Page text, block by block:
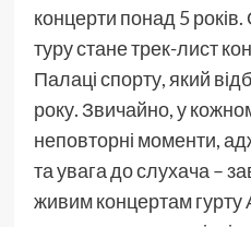
концерти понад 5
туру стане трек-лист
Палаці спорту, який
року. Звичайно, у
неповторні моменти,
та увага до слухача –
живим концертам гурту